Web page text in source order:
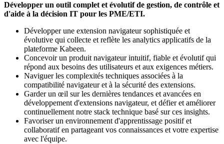
Développer un outil complet et évolutif de gestion, de contrôle et
d'aide à la décision IT pour les PME/ETI.
Développer une extension navigateur sophistiquée et
évolutive qui collecte et reflète les analytics applicatifs de la
plateforme Kabeen.
Concevoir un produit navigateur intuitif, fiable et évolutif qui
répond aux besoins des utilisateurs et aux exigences métiers.
Naviguer les complexités techniques associées à la
compatibilité navigateur et à la sécurité des extensions.
Garder un œil sur les dernières tendances et avancées en
développement d'extensions navigateur, et défier et améliorer
continuellement notre stack technique basé sur ces insights.
Favoriser un environnement d'apprentissage positif et
collaboratif en partageant vos connaissances et votre expertise
avec l'équipe.